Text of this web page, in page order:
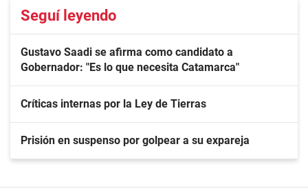
Seguí leyendo
Gustavo Saadi se afirma como candidato a
Gobernador: "Es lo que necesita Catamarca"
Críticas internas por la Ley de Tierras
Prisión en suspenso por golpear a su expareja